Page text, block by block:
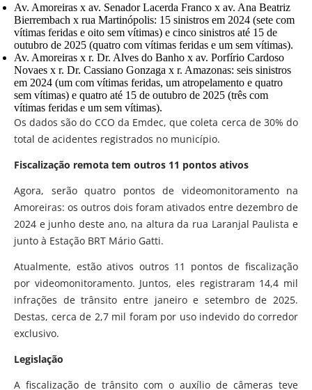
Av. Amoreiras x av. Senador Lacerda Franco x av. Ana Beatriz
Bierrembach x rua Martinópolis: 15 sinistros em 2024 (sete com
vítimas feridas e oito sem vítimas) e cinco sinistros até 15 de
outubro de 2025 (quatro com vítimas feridas e um sem vítimas).
Av. Amoreiras x r. Dr. Alves do Banho x av. Porfírio Cardoso
Novaes x r. Dr. Cassiano Gonzaga x r. Amazonas: seis sinistros
em 2024 (um com vítimas feridas, um atropelamento e quatro
sem vítimas) e quatro até 15 de outubro de 2025 (três com
vítimas feridas e um sem vítimas).
Os dados são do CCO da Emdec, que coleta cerca de 30% do
total de acidentes registrados no município.
Fiscalização remota tem outros 11 pontos ativos
Agora, serão quatro pontos de videomonitoramento na
Amoreiras: os outros dois foram ativados entre dezembro de
2024 e junho deste ano, na altura da rua Laranjal Paulista e
junto à Estação BRT Mário Gatti.
Atualmente, estão ativos outros 11 pontos de fiscalização
por videomonitoramento. Juntos, eles registraram 14,4 mil
infrações de trânsito entre janeiro e setembro de 2025.
Destas, cerca de 2,7 mil foram por uso indevido do corredor
exclusivo.
Legislação
A fiscalização de trânsito com o auxílio de câmeras teve